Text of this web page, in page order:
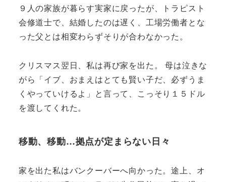
９人の家族が暮らす実家に戻ったが、トラピスト
会修道士で、結婚したのは遅く、工場労働者とな
った父とは相変わらずそりが合わなかった。
クリスマス翌日、私は再び家を出た。 母は泣きな
がら「イブ、おまえはとても賢い子だ、必ずうま
くやっていけるよ」と言って、こっそり１５ドル
を渡してくれた。
移動、移動…拠点が定まらない日々
家を出た私はバンクーバーへ向かった。途上、オ